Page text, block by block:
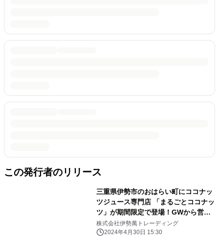
この発行者のリリース
三重県伊勢市のおはらい町にココナッ
ツジュース専門店 「まるごとココナッ
ツ」が期間限定で登場！GWから営業
開始
株式会社伊勢萬トレーディング
2024年4月30日 15:30